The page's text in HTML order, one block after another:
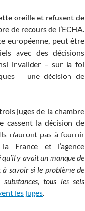
oreille et refusent de
de recours de l’ECHA.
européenne, peut être
avec des décisions
invalider – sur la foi
– une décision de
juges de la chambre
cassent la décision de
n’auront pas à fournir
France et l’agence
y avait un manque de
à savoir si le problème de
tous les sels
les juges.